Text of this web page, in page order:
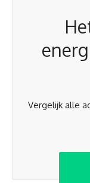
Vergelijk alle